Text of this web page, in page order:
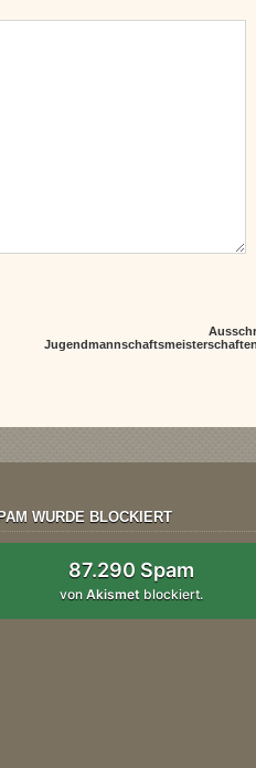
WURDE BLOCKIERT
87.290 Spam
vonAkismet blockiert.